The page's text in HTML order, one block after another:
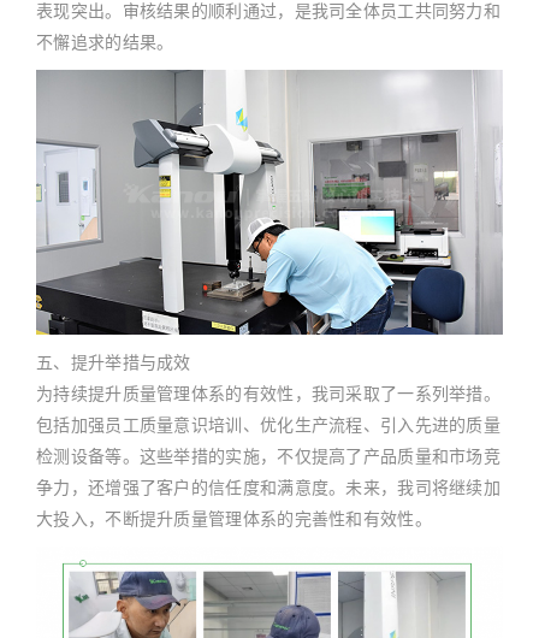
表现突出。审核结果的顺利通过，是我司全体员工共同努力和
不懈追求的结果。
五、提升举措与成效
为持续提升质量管理体系的有效性，我司采取了一系列举措。
包括加强员工质量意识培训、优化生产流程、引入先进的质量
检测设备等。这些举措的实施，不仅提高了产品质量和市场竞
争力，还增强了客户的信任度和满意度。未来，我司将继续加
大投入，不断提升质量管理体系的完善性和有效性。